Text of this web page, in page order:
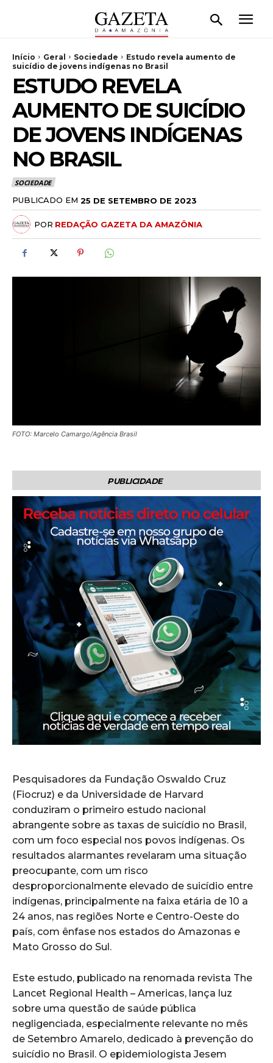
Início Geral Sociedade
Estudo revela aumento de
suicídio de jovens indígenas no Brasil
ESTUDO REVELA
AUMENTO DE SUICÍDIO
DE JOVENS INDÍGENAS
NO BRASIL
SOCIEDADE
PUBLICADO EM 25 DE SETEMBRO DE 2023
POR REDAÇÃO GAZETA DA AMAZÔNIA
FOTO: Marcelo Camargo/Agência Brasil
PUBLICIDADE
Pesquisadores da Fundação Oswaldo Cruz
(Fiocruz) e da Universidade de Harvard
conduziram o primeiro estudo nacional
abrangente sobre as taxas de suicídio no Brasil,
com um foco especial nos povos indígenas. Os
resultados alarmantes revelaram uma situação
preocupante, com um risco
desproporcionalmente elevado de suicídio entre
indígenas, principalmente na faixa etária de 10 a
24 anos, nas regiões Norte e Centro-Oeste do
país, com ênfase nos estados do Amazonas e
Mato Grosso do Sul.
Este estudo, publicado na renomada revista The
Lancet Regional Health – Americas, lança luz
sobre uma questão de saúde pública
negligenciada, especialmente relevante no mês
de Setembro Amarelo, dedicado à prevenção do
suicídio no Brasil. O epidemiologista Jesem